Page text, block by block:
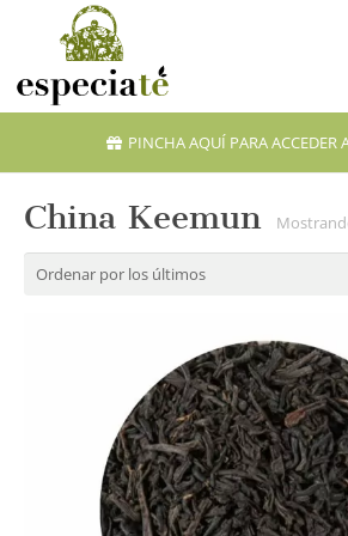
PINCHA AQUÍ PARA ACCEDER
China Keemun